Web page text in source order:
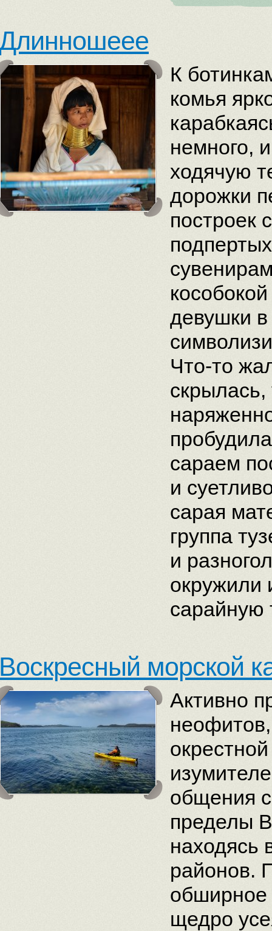
К
комья
немного,
ходячую
дорожки
построек
девушки
Что-то
скрылась,
сараем
и
сарая
группа
и
окружили
сарайную
морской
Активно
общения
пределы
находясь
районов.
обширное
щедро